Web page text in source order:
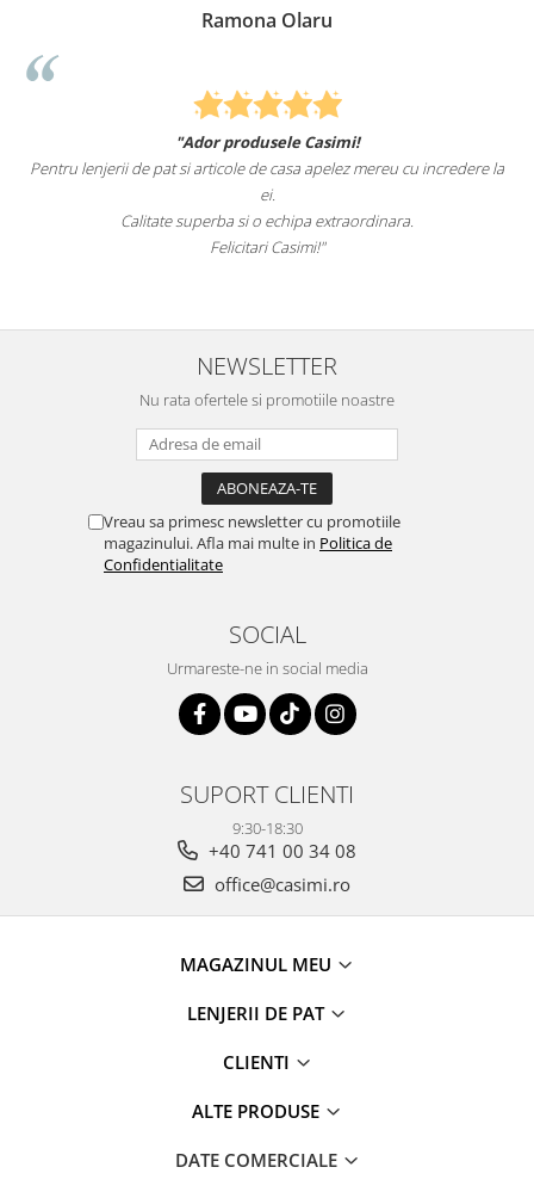
Ramona Olaru
"Ador produsele Casimi!
Pentru lenjerii de pat si articole de casa apelez mereu cu incredere la
ei.
Calitate superba si o echipa extraordinara.
Felicitari Casimi!"
NEWSLETTER
Nu rata ofertele si promotiile noastre
Vreau sa primesc newsletter cu promotiile
magazinului. Afla mai multe in Politica de
Confidentialitate
SOCIAL
Urmareste-ne in social media
SUPORT CLIENTI
9:30-18:30
+40 741 00 34 08
office@casimi.ro
MAGAZINUL MEU
LENJERII DE PAT
CLIENTI
ALTE PRODUSE
DATE COMERCIALE